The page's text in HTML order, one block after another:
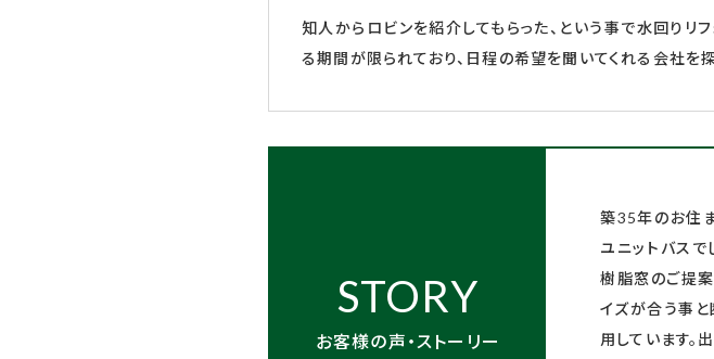
知人からロビンを紹介してもらった、という事で水回りリ
る期間が限られており、日程の希望を聞いてくれる会社を
STORY
お客様の声・ストーリー
築35年のお住
ユニットバス
樹脂窓のご提
イズが合う事と
用しています。